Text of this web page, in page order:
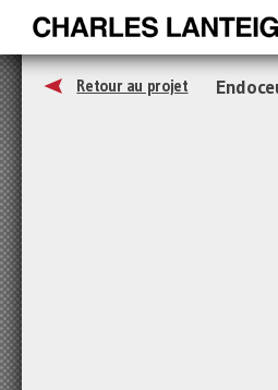
Retour au projet